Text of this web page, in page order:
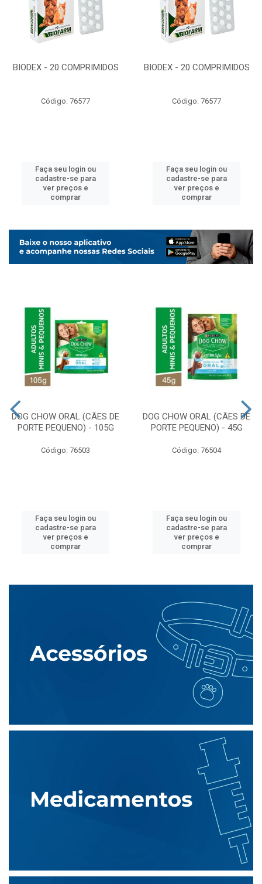
BIODEX - 20 COMPRIMIDOS
Código: 76577
Faça seu login ou
cadastre-se para
ver preços e
comprar
BIODEX - 20 COMPRIMIDOS
Código: 76577
Faça seu login ou
cadastre-se para
ver preços e
comprar
DOG CHOW ORAL (CÃES DE
PORTE PEQUENO) - 105G
Código: 76503
Faça seu login ou
cadastre-se para
ver preços e
comprar
DOG CHOW ORAL (CÃES DE
PORTE PEQUENO) - 45G
Código: 76504
Faça seu login ou
cadastre-se para
ver preços e
comprar